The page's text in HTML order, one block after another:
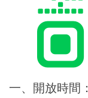
一、開放時間：